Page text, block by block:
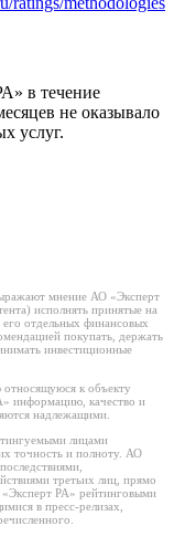
в течение
не оказывало
услуг.
мнение АО «Эксперт
исполнять принятые на
его отдельных финансовых
покупать, держать
инвестиционные
к объекту
информацию, качество и
надлежащими.
лицами
точность и полноту. АО
третьих лиц, прямо
РА» рейтинговыми
в пресс-релизах,